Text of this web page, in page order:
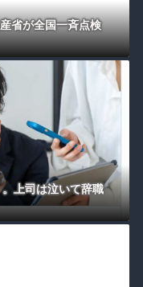
省が全国一斉点検
上司は泣いて辞職